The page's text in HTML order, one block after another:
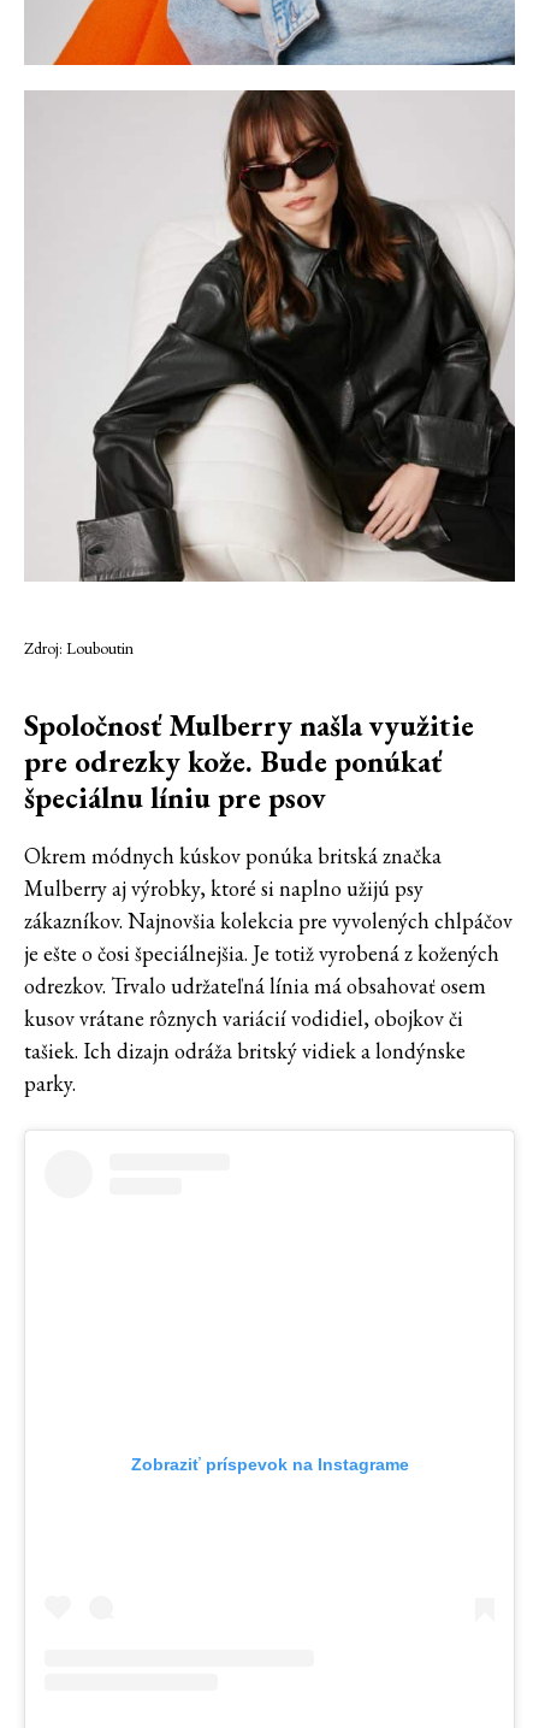
Zdroj: Louboutin
Spoločnosť Mulberry našla využitie
pre odrezky kože. Bude ponúkať
špeciálnu líniu pre psov
Okrem módnych kúskov ponúka britská značka
Mulberry aj výrobky, ktoré si naplno užijú psy
zákazníkov. Najnovšia kolekcia pre vyvolených chlpáčov
je ešte o čosi špeciálnejšia. Je totiž vyrobená z kožených
odrezkov. Trvalo udržateľná línia má obsahovať osem
kusov vrátane rôznych variácií vodidiel, obojkov či
tašiek. Ich dizajn odráža britský vidiek a londýnske
parky.
Zobraziť príspevok na Instagrame